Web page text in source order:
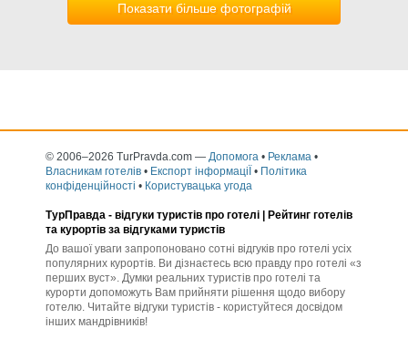
Показати більше фотографій
© 2006–2026 TurPravda.com — Допомога • Реклама •
Власникам готелів • Експорт інформаціЇ • Політика
конфіденційності • Користувацька угода
ТурПравда - відгуки туристів про готелі | Рейтинг готелів
та курортів за відгуками туристів
До вашої уваги запропоновано сотні відгуків про готелі усіх
популярних курортів. Ви дізнаєтесь всю правду про готелі «з
перших вуст». Думки реальних туристів про готелі та
курорти допоможуть Вам прийняти рішення щодо вибору
готелю. Читайте відгуки туристів - користуйтеся досвідом
інших мандрівників!